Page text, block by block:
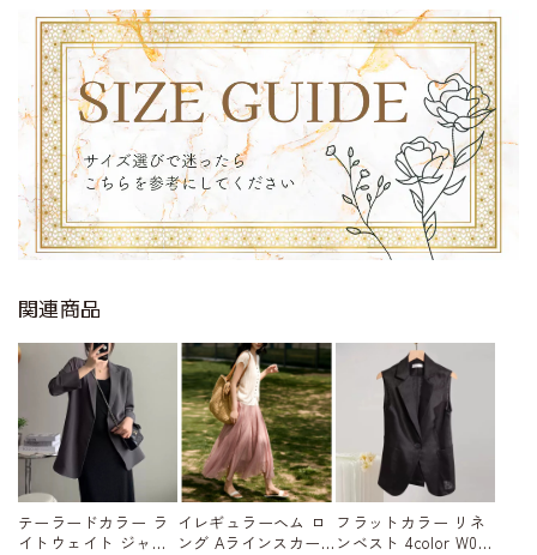
関連商品
テーラードカラー ラ
イトウェイト ジャ
イレギュラーヘム ロ
ング Aラインスカー
フラットカラー リネ
ンベスト 4color W015